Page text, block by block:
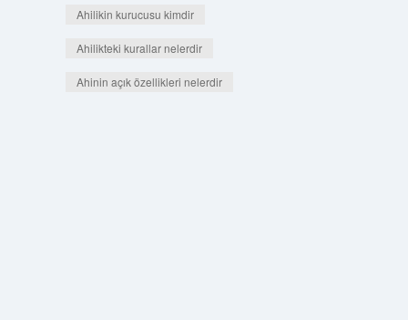
Ahilikin kurucusu kimdir
Ahilikteki kurallar nelerdir
Ahinin açık özellikleri nelerdir